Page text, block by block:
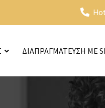
ΔΙΑΠΡΑΓΜΑΤΕΥΣΗ ΜΕ